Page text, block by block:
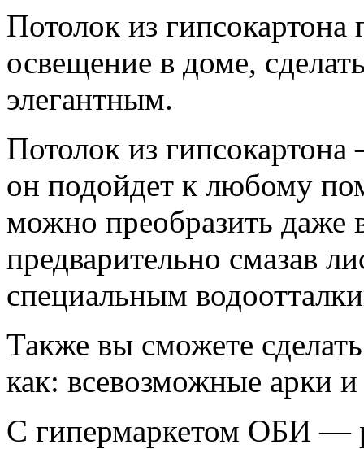
Потолок из
освещение в доме,
элегантным.
Потолок из
он подойдет к любому
можно преобразить даже
предварительно смазав
специальным
Также вы сможете
как: всевозможные арки
С гипермаркетом ОБИ —